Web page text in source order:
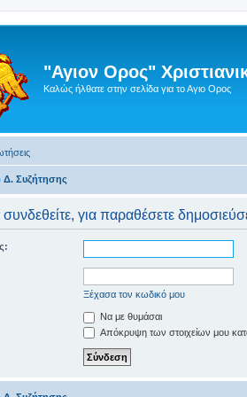
"Αγιον Ορος"
Καλώς ήλθατε στην σελίδα για το Αγιο Ορος
Δ. Συζήτησης
για παραθέσετε
Ξέχασα τον κωδικό μου
Να με θυμάσαι
Απόκρυψη των στοιχείων μου